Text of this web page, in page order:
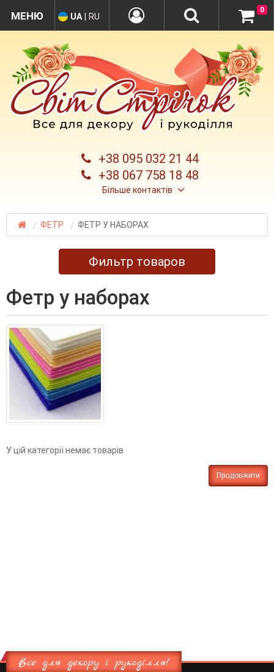
+38 095 032 21 44
+38 067 758 18 48
Більше контактів
UA RU
0
ФЕТР ФЕТР У НАБОРАХ
Фильтр товаров
фетр у наборах
У цій категорії немає товарів
Продовжити
Все для декору і рукоділля!